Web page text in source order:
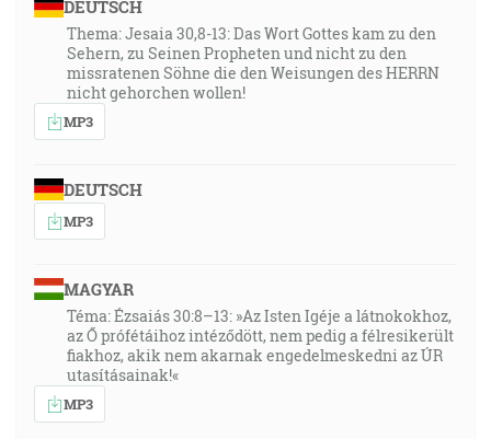
DEUTSCH
Thema: Jesaia 30,8-13: Das Wort Gottes kam zu den
Sehern, zu Seinen Propheten und nicht zu den
missratenen Söhne die den Weisungen des HERRN
nicht gehorchen wollen!
MP3
DEUTSCH
MP3
MAGYAR
Téma: Ézsaiás 30:8–13: »Az Isten Igéje a látnokokhoz,
az Ő prófétáihoz intéződött, nem pedig a félresikerült
fiakhoz, akik nem akarnak engedelmeskedni az ÚR
utasításainak!«
MP3